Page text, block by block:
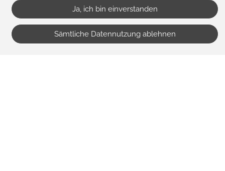
0176 / 17 73 10 11(David Badtke)
birkenhof.teltow@gmail.com
Fragen zur Reitschule:
Ja, ich bin einverstanden
Sämtliche Datennutzung ablehnen